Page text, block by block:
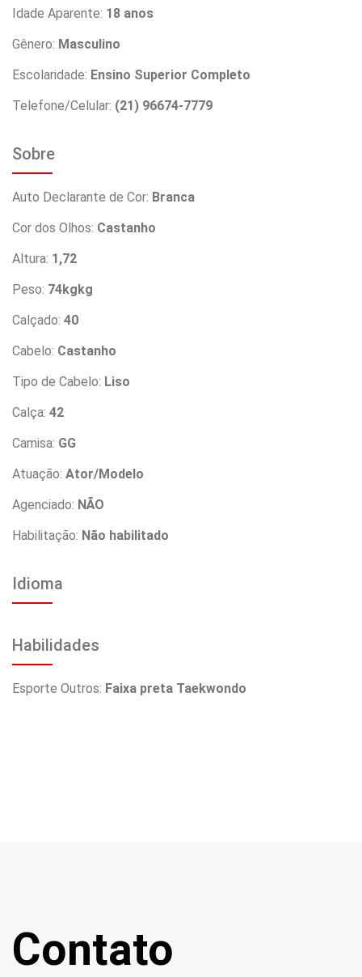
Idade Aparente: 18 anos
Gênero: Masculino
Escolaridade: Ensino Superior Completo
Telefone/Celular: (21) 96674-7779
Sobre
Auto Declarante de Cor: Branca
Cor dos Olhos: Castanho
Altura: 1,72
Peso: 74kgkg
Calçado: 40
Cabelo: Castanho
Tipo de Cabelo: Liso
Calça: 42
Camisa: GG
Atuação: Ator/Modelo
Agenciado: NÃO
Habilitação: Não habilitado
Idioma
Habilidades
Esporte Outros: Faixa preta Taekwondo
Contato